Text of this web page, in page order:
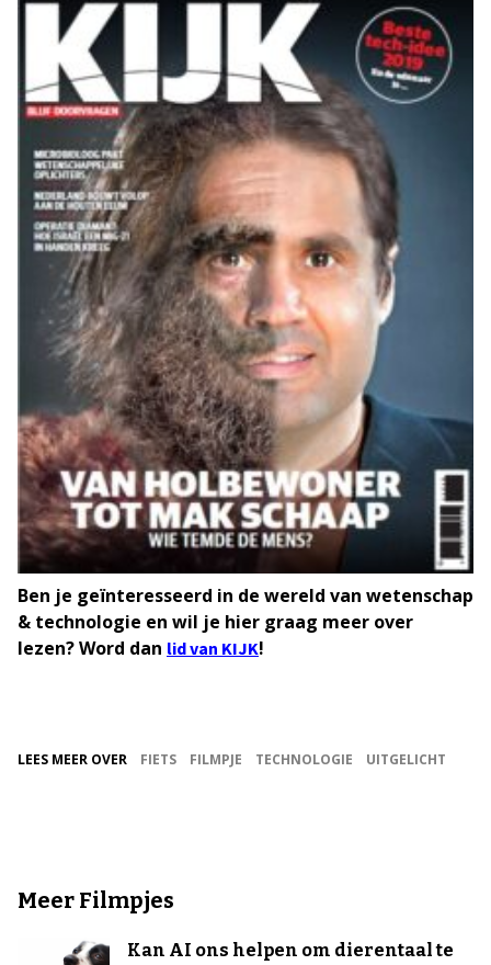
Ben je geïnteresseerd in de wereld van wetenschap
& technologie en wil je hier graag meer over
lezen? Word dan lid van KIJK!
LEES MEER OVER FIETS FILMPJE TECHNOLOGIE UITGELICHT
Meer Filmpjes
Kan AI ons helpen om dierentaal te